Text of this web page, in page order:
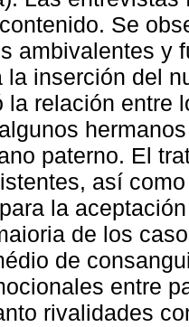
Se
ambivalentes y
la inserción del
la relación entre
paterno. El
así
la
de los
de
entre
rivalidades